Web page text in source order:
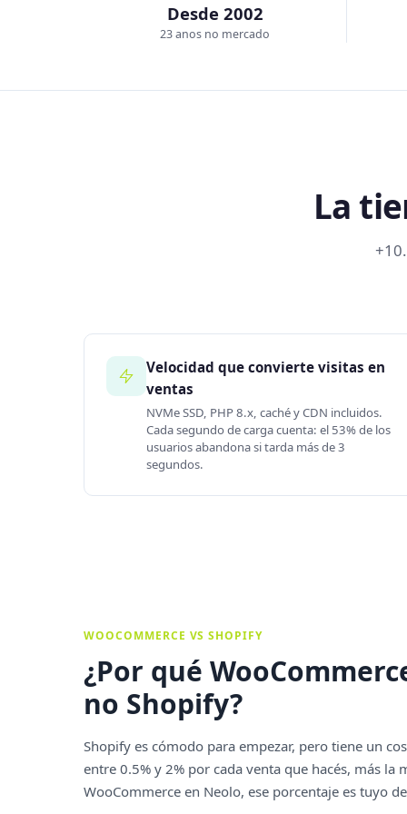
Desde 2002
23 anos no mercado
La
Velocidad que convierte visitas en
ventas
NVMe SSD, PHP 8.x, caché y CDN incluidos.
Cada segundo de carga cuenta: el 53% de los
usuarios abandona si tarda más de 3
segundos.
WOOCOMMERCE VS SHOPIFY
¿Por qué
no Shopify?
Shopify es cómodo para empezar, pero tiene un
entre 0.5% y 2% por cada venta que hacés, más la
WooCommerce en Neolo, ese porcentaje es tuyo